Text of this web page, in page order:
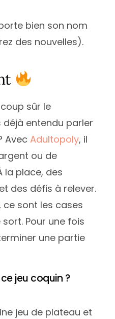
bien son nom
des nouvelles).
sûr le
entendu parler
AvecAdultopoly, il
ou de
la place, des
des défis à relever.
ce sont les cases
Pour une fois
une partie
jeu coquin ?
jeu de plateau et